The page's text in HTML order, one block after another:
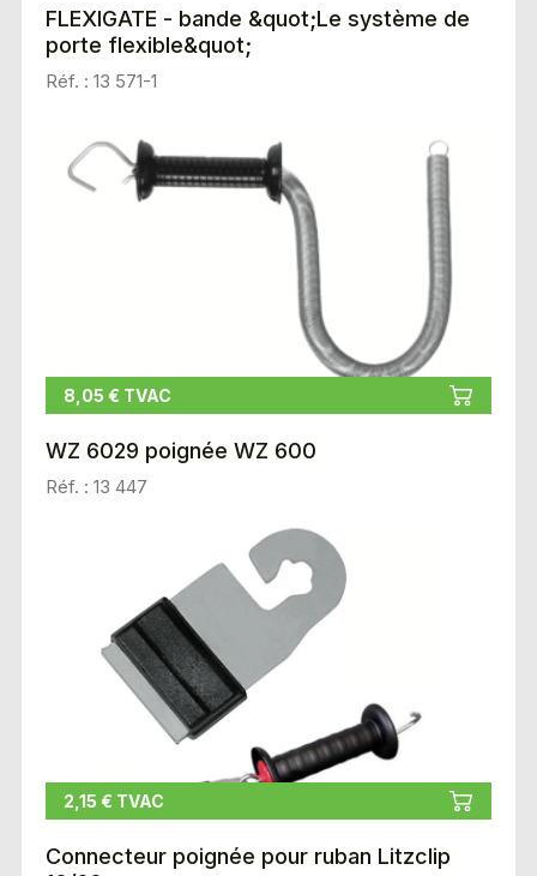
FLEXIGATE - bande &quot;Le système de
porte flexible&quot;
Réf. : 13 571-1
8,05 € TVAC
WZ 6029 poignée WZ 600
Réf. : 13 447
2,15 € TVAC
Connecteur poignée pour ruban Litzclip